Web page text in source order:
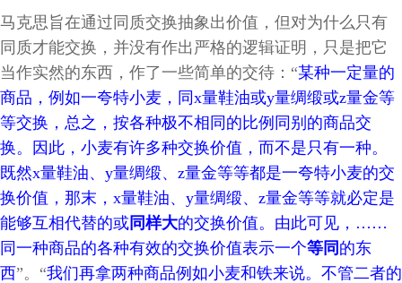
马克思旨在通过同质交换抽象出价值，但对为什么只有
同质才能交换，并没有作出严格的逻辑证明，只是把它
当作实然的东西，作了一些简单的交待：“某种一定量的
商品，例如一夸特小麦，同x量鞋油或y量绸缎或z量金等
等交换，总之，按各种极不相同的比例同别的商品交
换。因此，小麦有许多种交换价值，而不是只有一种。
既然x量鞋油、y量绸缎、z量金等等都是一夸特小麦的交
换价值，那末，x量鞋油、y量绸缎、z量金等等就必定是
能够互相代替的或同样大的交换价值。由此可见，……
同一种商品的各种有效的交换价值表示一个等同 的东
西”。“我们再拿两种商品例如小麦和铁来说。不管二者的